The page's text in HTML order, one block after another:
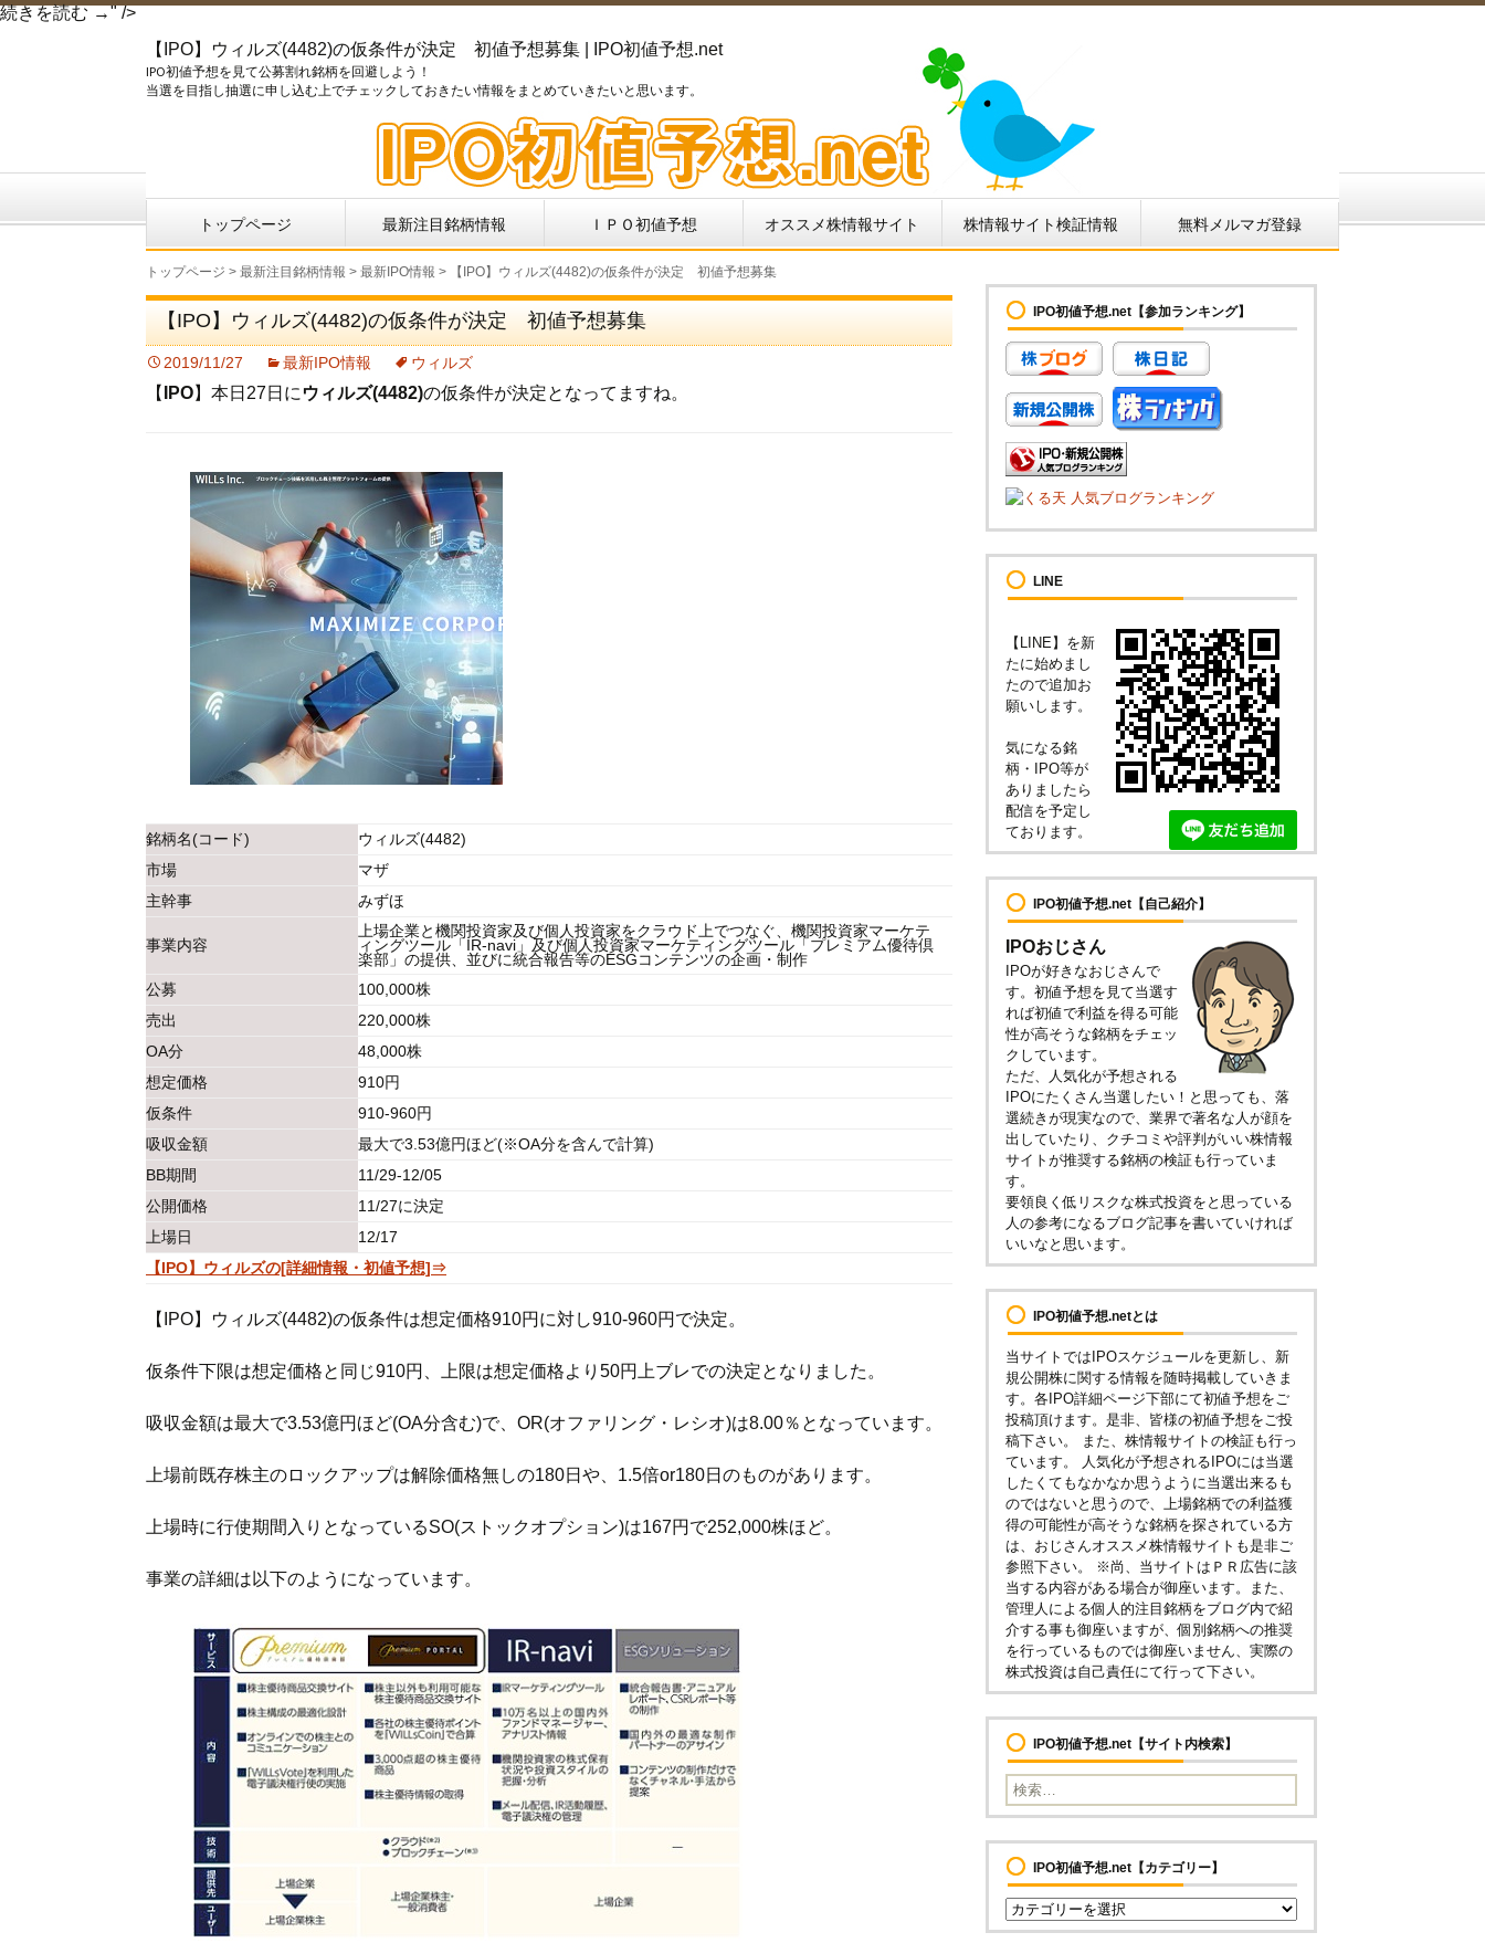
続きを読む 【IPO】
→" />
【IPO】ウィルズ(4482)の仮条件が決定 初値予想募集 | IPO初値予想.net
IPO初値予想を見て公募割れ銘柄を回避しよう！
当選を目指し抽選に申し込む上でチェックしておきたい情報をまとめていきたいと思います。
移
動
トップページ 最新注目銘柄情報 ＩＰＯ初値予想 オススメ株情報サイト 株情報サイト検証情報 無料メルマガ登録
トップページ > 最新注目銘柄情報 > 最新IPO情報 > 【IPO】ウィルズ(4482)の仮条件が決定 初値予想募集
【IPO】ウィルズ(4482)の仮条件が決定 初値予想募集
2019/11/27 最新IPO情報 ウィルズ
【 IPO】本日27日に ウィルズ(4482)の仮条件が決定となってますね。
銘柄名(コード)
ウィルズ(4482)
市場
マザ
主幹事
みずほ
事業内容
上場企業と機関投資家及び個人投資家をクラウド上でつなぐ、機関投資家マーケテ
ィングツール「IR-navi」及び個人投資家マーケティングツール「プレミアム優待倶
楽部」の提供、並びに統合報告等のESGコンテンツの企画・制作
公募
100,000株
売出
220,000株
OA分
48,000株
想定価格
910円
仮条件
910-960円
吸収金額
最大で3.53億円ほど(※OA分を含んで計算)
BB期間
11/29-12/05
公開価格
11/27に決定
上場日
12/17
【IPO】ウィルズの[詳細情報・初値予想]⇒
【IPO】ウィルズ(4482)の仮条件は想定価格910円に対し910-960円で決定。
仮条件下限は想定価格と同じ910円、上限は想定価格より50円上ブレでの決定となりました。
吸収金額は最大で3.53億円ほど(OA分含む)で、OR(オファリング・レシオ)は8.00％となっています。
上場前既存株主のロックアップは解除価格無しの180日や、1.5倍or180日のものがあります。
上場時に行使期間入りとなっているSO(ストックオプション)は167円で252,000株ほど。
事業の詳細は以下のようになっています。
IPO初値予想.net【参加ランキング】
LINE
【LINE】を新
たに始めまし
たので追加お
願いします。
気になる銘
柄・IPO等が
ありましたら
配信を予定し
ております。
IPO初値予想.net【自己紹介】
IPOおじさん
IPOが好きなおじさんで
す。初値予想を見て当選す
れば初値で利益を得る可能
性が高そうな銘柄をチェッ
クしています。
ただ、人気化が予想される
IPOにたくさん当選したい！と思っても、落
選続きが現実なので、業界で著名な人が顔を
出していたり、クチコミや評判がいい株情報
サイトが推奨する銘柄の検証も行っていま
す。
要領良く低リスクな株式投資をと思っている
人の参考になるブログ記事を書いていければ
いいなと思います。
IPO初値予想.netとは
当サイトではIPOスケジュールを更新し、新
規公開株に関する情報を随時掲載していきま
す。各IPO詳細ページ下部にて初値予想をご
投稿頂けます。是非、皆様の初値予想をご投
稿下さい。 また、株情報サイトの検証も行っ
ています。 人気化が予想されるIPOには当選
したくてもなかなか思うように当選出来るも
のではないと思うので、上場銘柄での利益獲
得の可能性が高そうな銘柄を探されている方
は、おじさんオススメ株情報サイトも是非ご
参照下さい。 ※尚、当サイトはＰＲ広告に該
当する内容がある場合が御座います。また、
管理人による個人的注目銘柄をブログ内で紹
介する事も御座いますが、個別銘柄への推奨
を行っているものでは御座いません、実際の
株式投資は自己責任にて行って下さい。
IPO初値予想.net【サイト内検索】
検
索
IPO初値予想.net【カテゴリー】
P